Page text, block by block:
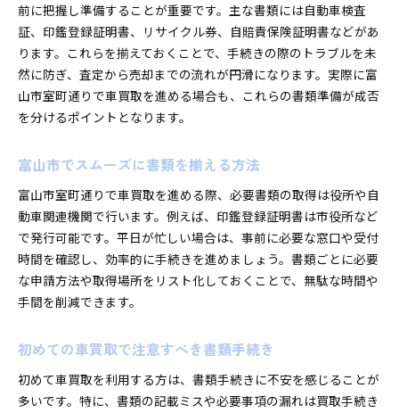
前に把握し準備することが重要です。主な書類には自動車検査
証、印鑑登録証明書、リサイクル券、自賠責保険証明書などがあ
ります。これらを揃えておくことで、手続きの際のトラブルを未
然に防ぎ、査定から売却までの流れが円滑になります。実際に富
山市室町通りで車買取を進める場合も、これらの書類準備が成否
を分けるポイントとなります。
富山市でスムーズに書類を揃える方法
富山市室町通りで車買取を進める際、必要書類の取得は役所や自
動車関連機関で行います。例えば、印鑑登録証明書は市役所など
で発行可能です。平日が忙しい場合は、事前に必要な窓口や受付
時間を確認し、効率的に手続きを進めましょう。書類ごとに必要
な申請方法や取得場所をリスト化しておくことで、無駄な時間や
手間を削減できます。
初めての車買取で注意すべき書類手続き
初めて車買取を利用する方は、書類手続きに不安を感じることが
多いです。特に、書類の記載ミスや必要事項の漏れは買取手続き